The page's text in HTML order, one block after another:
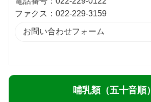
ファクス：022-229-3159
哺乳類（五十音順）